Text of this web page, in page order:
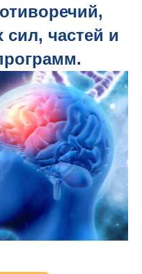
сил, частей и